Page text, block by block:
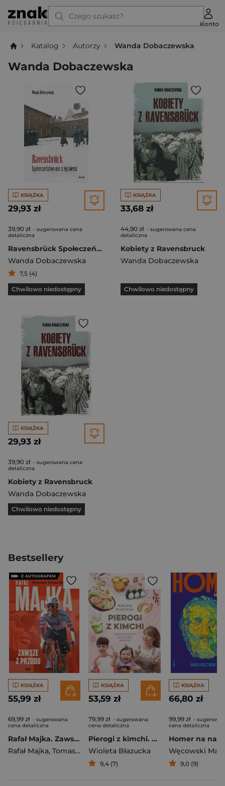
Czego szukasz?
Konto
Katalog Autorzy Wanda Dobaczewska
Wanda Dobaczewska
KSIĄŻKA
29,93 zł
39,90 zł - sugerowana cena
detaliczna
Ravensbrück Społeczeństwo nie z tej ziemi
Wanda Dobaczewska
7,5 (4)
Chwilowo niedostępny
KSIĄŻKA
33,68 zł
44,90 zł - sugerowana cena
detaliczna
Kobiety z Ravensbruck
Wanda Dobaczewska
Chwilowo niedostępny
KSIĄŻKA
29,93 zł
39,90 zł - sugerowana cena
detaliczna
Kobiety z Ravensbruck
Wanda Dobaczewska
Chwilowo niedostępny
Bestsellery
KSIĄŻKA
55,99 zł
69,99 zł - sugerowana
cena detaliczna
Rafał Majka. Zawsze z przodu. Rozmawia Tomasz Kalemba - książka z autografem
Rafał Majka, Tomasz Kalemba
KSIĄŻKA
53,59 zł
79,99 zł - sugerowana
cena detaliczna
Pierogi z kimchi. Moje ulubione azjatyckie przepisy
Wioleta Błazucka
9,4 (7)
KSIĄŻKA
66,80 zł
99,99 zł -
cena detaliczna
Węcowski
9,0 (9)